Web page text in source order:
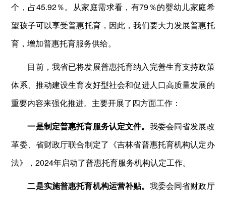
个，占45.92％。从家庭需求看，有79％的婴幼儿家庭希
望孩子可以享受普惠托育，因此，我们要大力发展普惠托
育，增加普惠托育服务供给。
目前，我省已将发展普惠托育纳入完善生育支持政策
体系、推动建设生育友好型社会和促进人口高质量发展的
重要内容来强化推进。主要开展了四方面工作：
一是制定普惠托育服务认定文件。 我委会同省发展改
革委、省财政厅联合制定了《吉林省普惠托育机构认定办
法》，2024年启动了普惠托育服务机构认定工作。
二是实施普惠托育机构运营补贴。 我委会同省财政厅